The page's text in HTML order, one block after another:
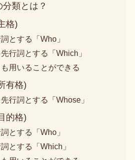
類とは？
格)
とする「Who」
行詞とする「Which」
も用いることができる
有格)
行詞とする「Whose」
的格)
とする「Who」
とする「Which」